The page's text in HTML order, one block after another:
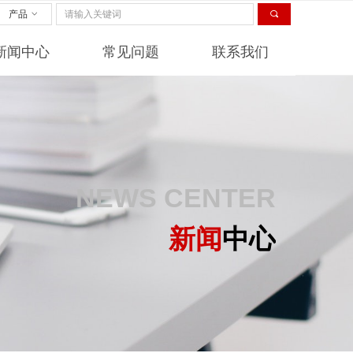
闻中心 常见问题 联系我们
끠
产品 ꀁ
NEWS CENTER
新闻中心